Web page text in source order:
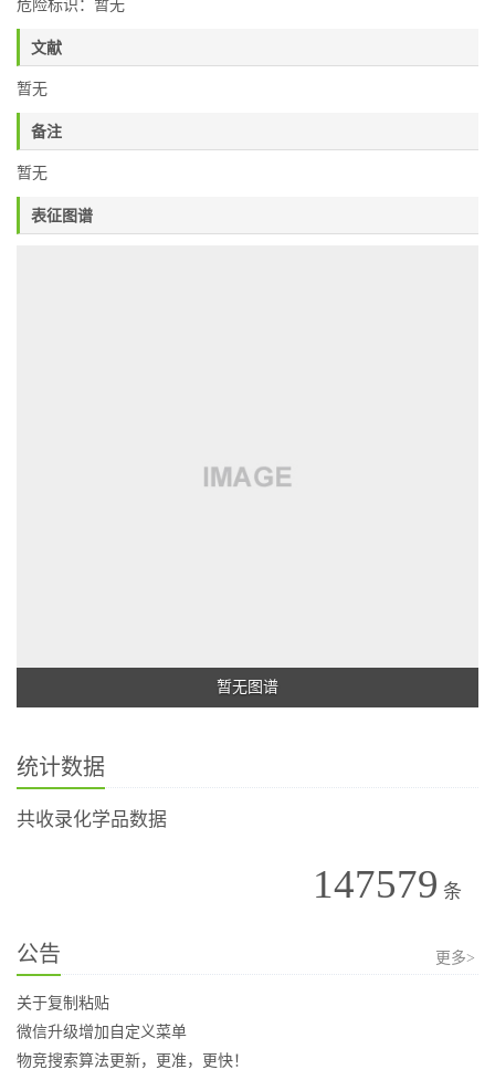
危险标识：暂无
文献
暂无
备注
暂无
表征图谱
暂无图谱
统计数据
共收录化学品数据
147579 条
公告 更多>
关于复制粘贴
微信升级增加自定义菜单
物竞搜索算法更新，更准，更快！